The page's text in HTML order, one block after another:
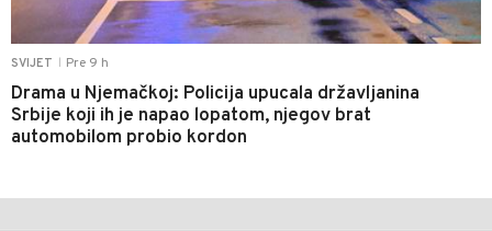
SVIJET Pre 9 h
Drama u Njemačkoj: Policija upucala državljanina
Srbije koji ih je napao lopatom, njegov brat
automobilom probio kordon